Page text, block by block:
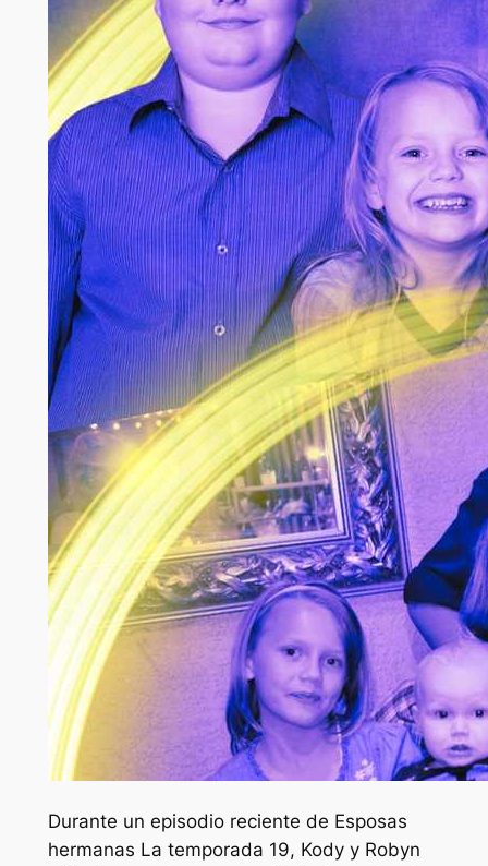
Durante un episodio reciente de Esposas
hermanas La temporada 19, Kody y Robyn